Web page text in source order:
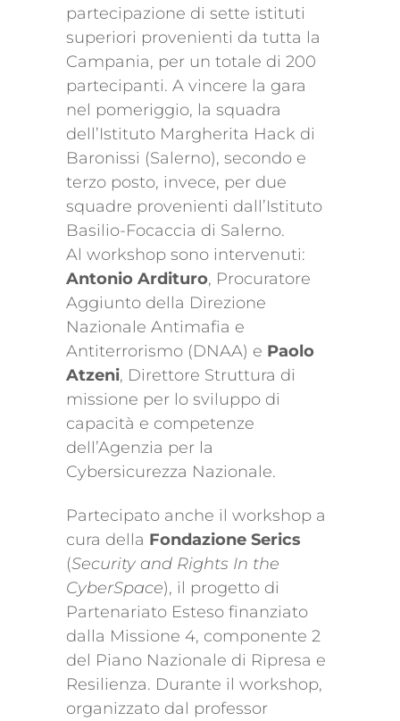
partecipazione di sette istituti
superiori provenienti da tutta la
Campania, per un totale di 200
partecipanti. A vincere la gara
nel pomeriggio, la squadra
dell’Istituto Margherita Hack di
Baronissi (Salerno), secondo e
terzo posto, invece, per due
squadre provenienti dall’Istituto
Basilio-Focaccia di Salerno.
Al workshop sono intervenuti:
Antonio Ardituro, Procuratore
Aggiunto della Direzione
Nazionale Antimafia e
Antiterrorismo (DNAA) e Paolo
Atzeni, Direttore Struttura di
missione per lo sviluppo di
capacità e competenze
dell’Agenzia per la
Cybersicurezza Nazionale.
Partecipato anche il workshop a
cura della Fondazione Serics
(Security and Rights In the
CyberSpace), il progetto di
Partenariato Esteso finanziato
dalla Missione 4, componente 2
del Piano Nazionale di Ripresa e
Resilienza. Durante il workshop,
organizzato dal professor